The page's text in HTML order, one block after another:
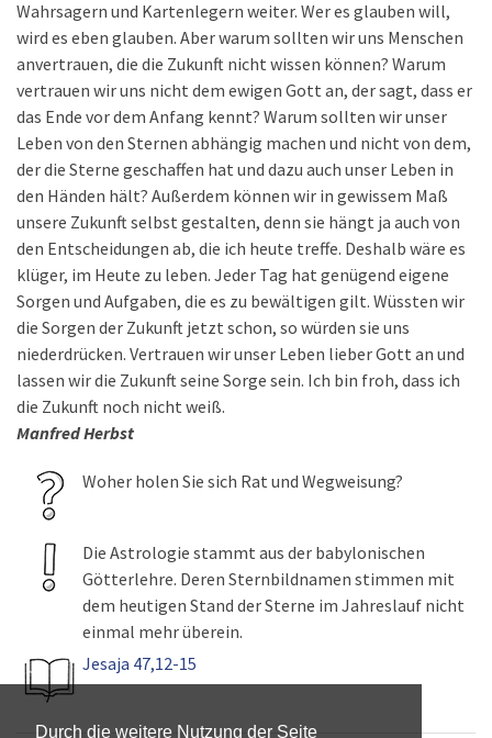
Durch die weitere Nutzung der Seite
Wahrsagern und Kartenlegern weiter. Wer es glauben will,
wird es eben glauben. Aber warum sollten wir uns Menschen
anvertrauen, die die Zukunft nicht wissen können? Warum
vertrauen wir uns nicht dem ewigen Gott an, der sagt, dass er
das Ende vor dem Anfang kennt? Warum sollten wir unser
Leben von den Sternen abhängig machen und nicht von dem,
der die Sterne geschaffen hat und dazu auch unser Leben in
den Händen hält? Außerdem können wir in gewissem Maß
unsere Zukunft selbst gestalten, denn sie hängt ja auch von
den Entscheidungen ab, die ich heute treffe. Deshalb wäre es
klüger, im Heute zu leben. Jeder Tag hat genügend eigene
Sorgen und Aufgaben, die es zu bewältigen gilt. Wüssten wir
die Sorgen der Zukunft jetzt schon, so würden sie uns
niederdrücken. Vertrauen wir unser Leben lieber Gott an und
lassen wir die Zukunft seine Sorge sein. Ich bin froh, dass ich
die Zukunft noch nicht weiß.
Manfred Herbst
Woher holen Sie sich Rat und Wegweisung?
Die Astrologie stammt aus der babylonischen
Götterlehre. Deren Sternbildnamen stimmen mit
dem heutigen Stand der Sterne im Jahreslauf nicht
einmal mehr überein.
Jesaja 47,12-15